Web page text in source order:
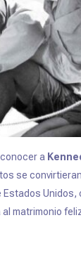
a
se
Estados
al matrimonio